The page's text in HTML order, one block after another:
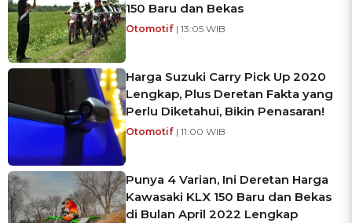
150 Baru dan Bekas
Otomotif | 13:05 WIB
Harga Suzuki Carry Pick Up 2020
Lengkap, Plus Deretan Fakta yang
Perlu Diketahui, Bikin Penasaran!
Otomotif | 11:00 WIB
Punya 4 Varian, Ini Deretan Harga
Kawasaki KLX 150 Baru dan Bekas
di Bulan April 2022 Lengkap